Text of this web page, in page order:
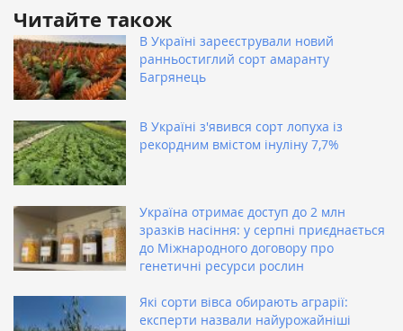
Читайте також
В Україні зареєстрували новий
ранньостиглий сорт амаранту
Багрянець
В Україні з'явився сорт лопуха із
рекордним вмістом інуліну 7,7%
Україна отримає доступ до 2 млн
зразків насіння: у серпні приєднається
до Міжнародного договору про
генетичні ресурси рослин
Які сорти вівса обирають аграрії:
експерти назвали найурожайніші